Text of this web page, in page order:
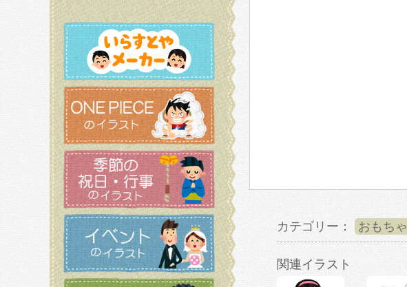
カテゴリー： おもちゃ
関連イラスト